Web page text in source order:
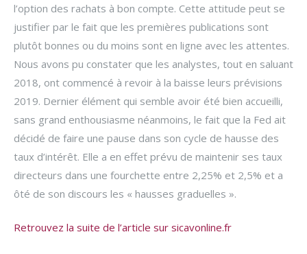
l’option des rachats à bon compte. Cette attitude peut se
justifier par le fait que les premières publications sont
plutôt bonnes ou du moins sont en ligne avec les attentes.
Nous avons pu constater que les analystes, tout en saluant
2018, ont commencé à revoir à la baisse leurs prévisions
2019. Dernier élément qui semble avoir été bien accueilli,
sans grand enthousiasme néanmoins, le fait que la Fed ait
décidé de faire une pause dans son cycle de hausse des
taux d’intérêt. Elle a en effet prévu de maintenir ses taux
directeurs dans une fourchette entre 2,25% et 2,5% et a
ôté de son discours les « hausses graduelles ».
Retrouvez la suite de l’article sur sicavonline.fr